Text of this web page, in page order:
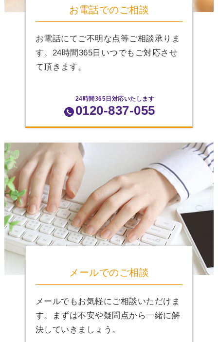
お電話でのご相談
お電話にてご不明な点等ご相談承りま
す。24時間365日いつでもご対応させ
て頂きます。
24時間365日対応いたします
0120-837-055
メールでのご相談
メールでもお気軽にご相談いただけま
す。まずは不安や疑問点から一緒に解
決していきましょう。